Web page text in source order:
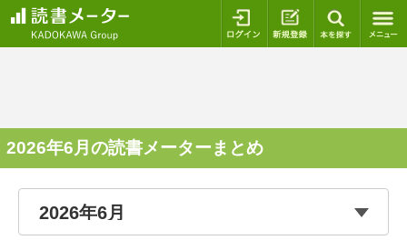
ログイン 新規登録
2026年6月の読書メーターまとめ